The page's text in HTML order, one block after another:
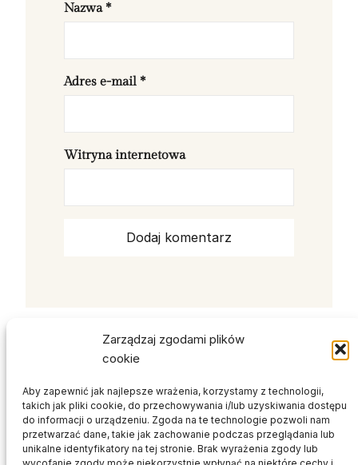
Zarządzaj zgodami plików
cookie
Aby zapewnić jak najlepsze wrażenia, korzystamy z technologii,
takich jak pliki cookie, do przechowywania i/lub uzyskiwania dostępu
do informacji o urządzeniu. Zgoda na te technologie pozwoli nam
przetwarzać dane, takie jak zachowanie podczas przeglądania lub
unikalne identyfikatory na tej stronie. Brak wyrażenia zgody lub
Nazwa*
Adres e-mail *
Witryna internetowa
NEVI STUDIO
PROJEKTOWANIE WĘTRZ